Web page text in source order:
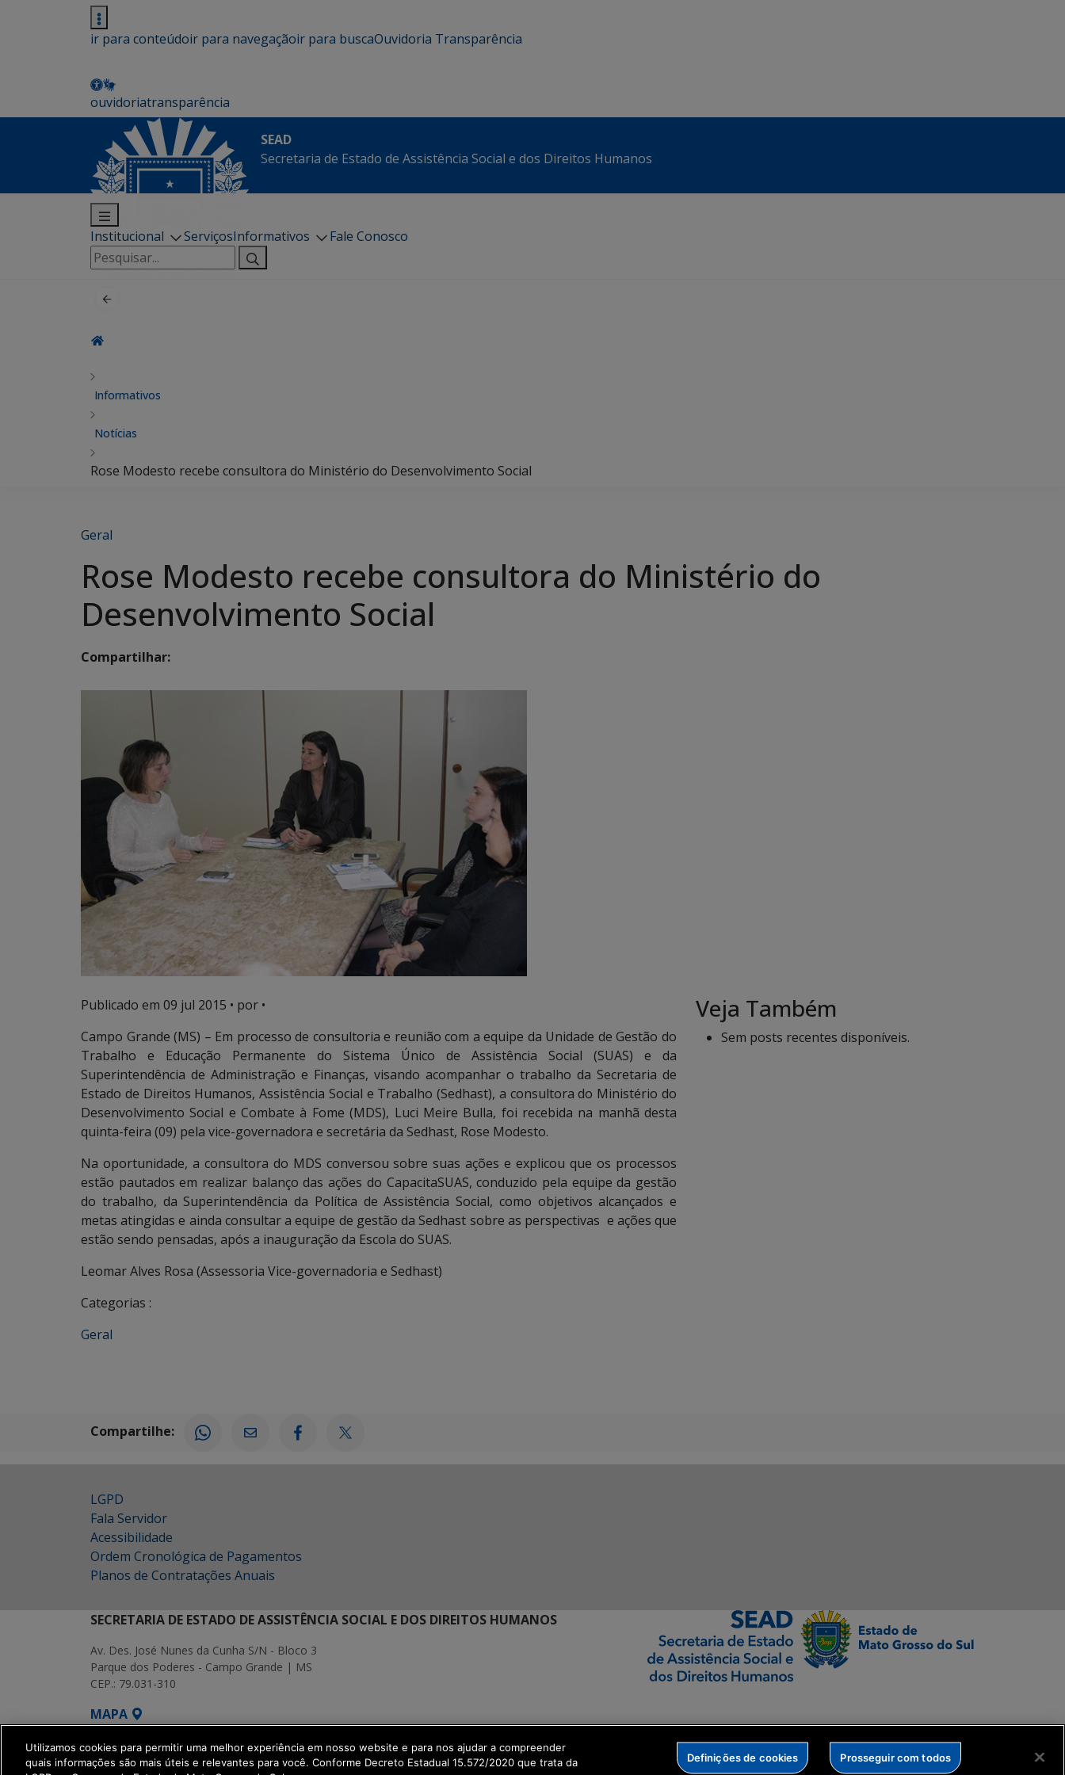
ir para conteúdoir para navegaçãoir para buscaOuvidoria Transparência
ouvidoriatransparência
SEAD
Secretaria de Estado de Assistência Social e dos Direitos Humanos
Institucional ServiçosInformativos
Fale Conosco
Pesquisar
por:
Informativos
Notícias
Rose Modesto recebe consultora do Ministério do Desenvolvimento Social
Geral
Rose Modesto recebe consultora do Ministério do
Desenvolvimento Social
Compartilhar:
Publicado em 09 jul 2015 • por •
Campo Grande (MS) – Em processo de consultoria e reunião com a equipe da Unidade de Gestão do
Trabalho e Educação Permanente do Sistema Único de Assistência Social (SUAS) e da
Superintendência de Administração e Finanças, visando acompanhar o trabalho da Secretaria de
Estado de Direitos Humanos, Assistência Social e Trabalho (Sedhast), a consultora do Ministério do
Desenvolvimento Social e Combate à Fome (MDS), Luci Meire Bulla, foi recebida na manhã desta
quinta-feira (09) pela vice-governadora e secretária da Sedhast, Rose Modesto.
Na oportunidade, a consultora do MDS conversou sobre suas ações e explicou que os processos
estão pautados em realizar balanço das ações do CapacitaSUAS, conduzido pela equipe da gestão
do trabalho, da Superintendência da Política de Assistência Social, como objetivos alcançados e
metas atingidas e ainda consultar a equipe de gestão da Sedhast sobre as perspectivas e ações que
estão sendo pensadas, após a inauguração da Escola do SUAS.
Leomar Alves Rosa (Assessoria Vice-governadoria e Sedhast)
Categorias :
Geral
Veja Também
Sem posts recentes disponíveis.
Compartilhe:
LGPD
Fala Servidor
Acessibilidade
Ordem Cronológica de Pagamentos
Planos de Contratações Anuais
SECRETARIA DE ESTADO DE ASSISTÊNCIA SOCIAL E DOS DIREITOS HUMANOS
Av. Des. José Nunes da Cunha S/N - Bloco 3
Parque dos Poderes - Campo Grande | MS
CEP.: 79.031-310
MAPA
SETDIG | Secretaria-Executiva de Transformação Digital
Utilizamos cookies para permitir uma melhor experiência em nosso website e para nos ajudar a compreender
quais informações são mais úteis e relevantes para você. Conforme Decreto Estadual 15.572/2020 que trata da
Definições de cookies Prosseguir com todos